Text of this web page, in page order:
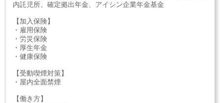
内託児所、確定拠出年金、アイシン企業年金基金
【加入保険】
・雇用保険
・労災保険
・厚生年金
・健康保険
【受動喫煙対策】
・屋内全面禁煙
【働き方】